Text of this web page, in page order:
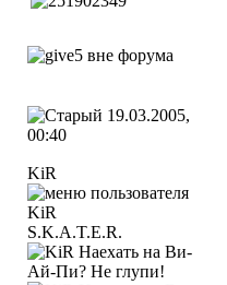
19.03.2005,
00:40
KiR
S.K.A.T.E.R.